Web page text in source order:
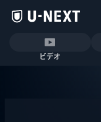
ビデオ